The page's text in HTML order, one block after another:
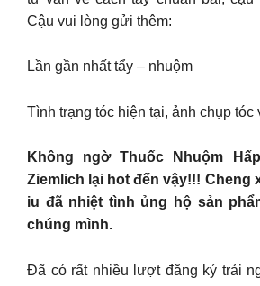
Cậu vui lòng gửi thêm:
Lần gần nhất tẩy – nhuộm
Tình trạng tóc hiện tại, ảnh chụp
Không ngờ Thuốc Nhuộm
Ziemlich lại hot đến vậy!!! Cheng
iu đã nhiệt tình ủng hộ sản
chúng mình.
Đã có rất nhiều lượt đăng ký trải